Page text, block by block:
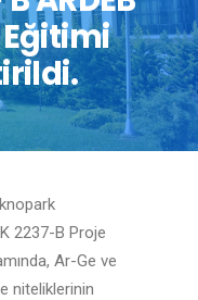
2237-B Proje
Ar-Ge ve
niteliklerinin